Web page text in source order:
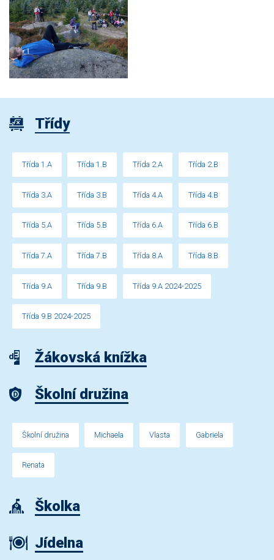
Třídy
Třída 1.A Třída 1.B Třída 2.A Třída 2.B
Třída 3.A Třída 3.B Třída 4.A Třída 4.B
Třída 5.A Třída 5.B Třída 6.A Třída 6.B
Třída 7.A Třída 7.B Třída 8.A Třída 8.B
Třída 9.A Třída 9.B Třída 9.A 2024-2025
Třída 9.B 2024-2025
Žákovská knížka
Školní družina
Školní družina Michaela Vlasta Gabriela
Renata
Školka
Jídelna